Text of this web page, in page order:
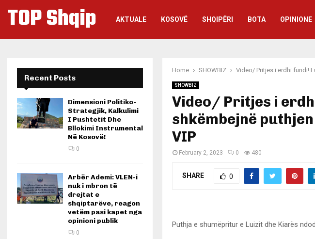
TOP Shqip AKTUALE KOSOVË SHQIPËRI BOTA OPINIONE
Home SHOWBIZ Video/ Pritjes i erdhi fundi!
SHOWBIZ
Video/ Pritjes i
shkëmbejnë
VIP
February 2, 2023 0 480
SHARE 0
Puthja e shumëpritur e Luizit dhe Kiarës
Recent Posts
Dimensioni Politiko-
Strategjik, Kalkulimi
I Pushtetit Dhe
Bllokimi Instrumental
Në Kosovë!
0
Arbër Ademi: VLEN-i
nuk i mbron të
drejtat e
shqiptarëve, reagon
vetëm pasi kapet nga
opinioni publik
0